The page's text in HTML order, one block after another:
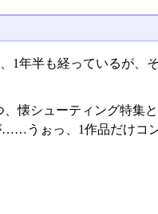
1年半も経っているが、
懐シューティング特集
……うぉっ、1作品だけ